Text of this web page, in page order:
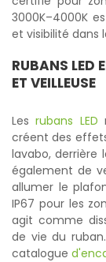
3000K–4000K
et visibilité dans
RUBANS LED
ET VEILLEUSE
Lesrubans LED
créent des
lavabo, derrière
également de
allumer le
IP67 pour les
agit comme
de vie du
catalogue